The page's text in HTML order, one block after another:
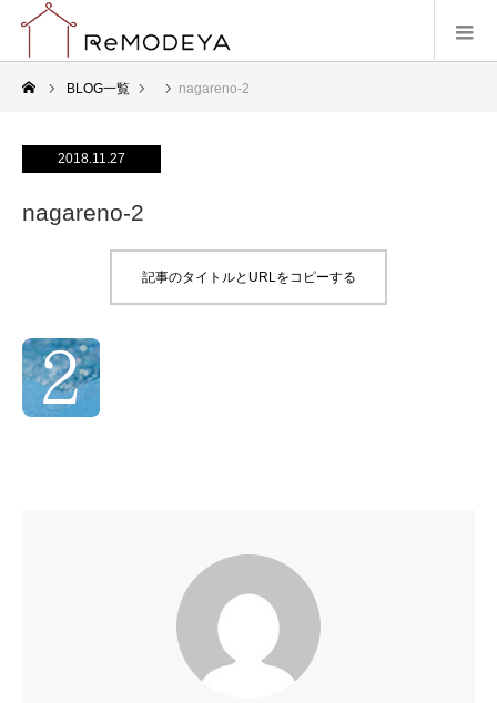
BLOG一覧 nagareno-2
2018.11.27
nagareno-2
記事のタイトルとURLをコピーする